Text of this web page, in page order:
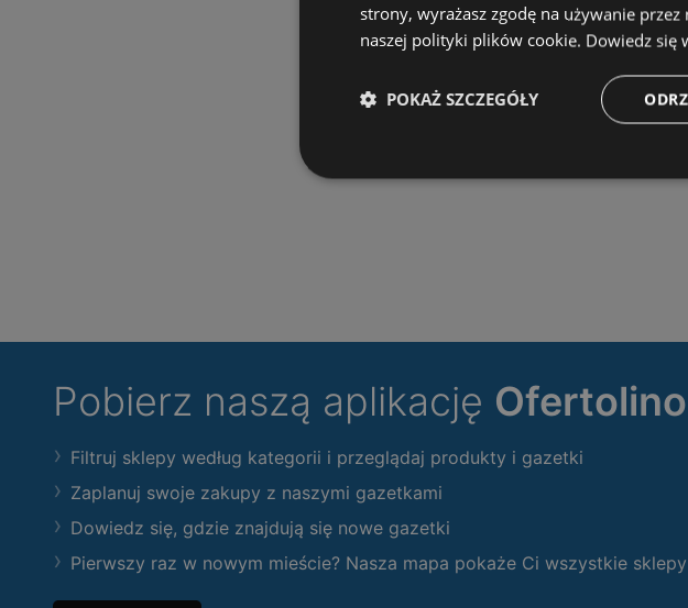
Pobierz naszą aplikację
Filtruj sklepy według kategorii i przeglądaj produkty i gazetki
Zaplanuj swoje zakupy z naszymi gazetkami
Dowiedz się, gdzie znajdują się nowe gazetki
Pierwszy raz w nowym mieście? Nasza mapa pokaże Ci wszystkie
strony, wyrażasz zgodę na używanie
naszej polityki plików cookie. Dowiedz się
POKAŻ SZCZEGÓŁY